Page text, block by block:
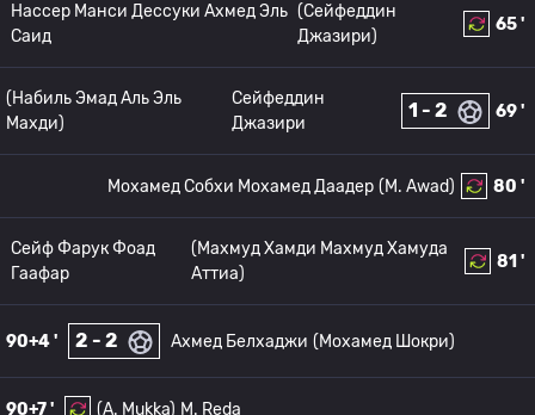
65 '
(Сейфеддин
Джазири)
Нассер Манси Дессуки Ахмед Эль
Саид
69 '
1 - 2
Сейфеддин
Джазири
(Набиль Эмад Аль Эль
Махди)
80 '
(M. Awad)
Мохамед Собхи Мохамед Даадер
81 '
(Махмуд Хамди Махмуд Хамуда
Аттиа)
Сейф Фарук Фоад
Гаафар
90+4 ' 2 - 2 Ахмед Белхаджи (Мохамед Шокри)
90+7 ' (A. Mukka) M. Reda